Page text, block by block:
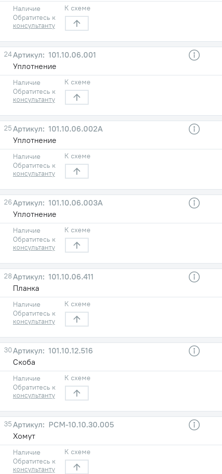
Наличие
Обратитесь к
консультанту
К схеме
24
101.10.06.001
Уплотнение
Наличие
Обратитесь к
консультанту
К схеме
25
101.10.06.002А
Уплотнение
Наличие
Обратитесь к
консультанту
К схеме
26
101.10.06.003А
Уплотнение
Наличие
Обратитесь к
консультанту
К схеме
28
101.10.06.411
Планка
Наличие
Обратитесь к
консультанту
К схеме
30
101.10.12.516
Скоба
Наличие
Обратитесь к
консультанту
К схеме
35
РСМ-10.10.30.005
Хомут
Наличие
Обратитесь к
консультанту
К схеме